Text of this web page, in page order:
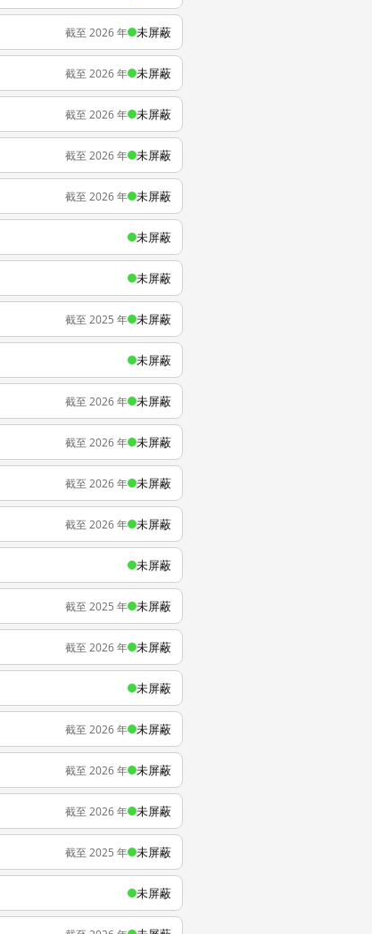
截至 2026 年 未屏蔽
截至 2026 年 未屏蔽
截至 2026 年 未屏蔽
截至 2026 年 未屏蔽
截至 2026 年 未屏蔽
未屏蔽
未屏蔽
截至 2025 年 未屏蔽
未屏蔽
截至 2026 年 未屏蔽
截至 2026 年 未屏蔽
截至 2026 年 未屏蔽
截至 2026 年 未屏蔽
未屏蔽
截至 2025 年 未屏蔽
截至 2026 年 未屏蔽
未屏蔽
截至 2026 年 未屏蔽
截至 2026 年 未屏蔽
截至 2026 年 未屏蔽
截至 2025 年 未屏蔽
未屏蔽